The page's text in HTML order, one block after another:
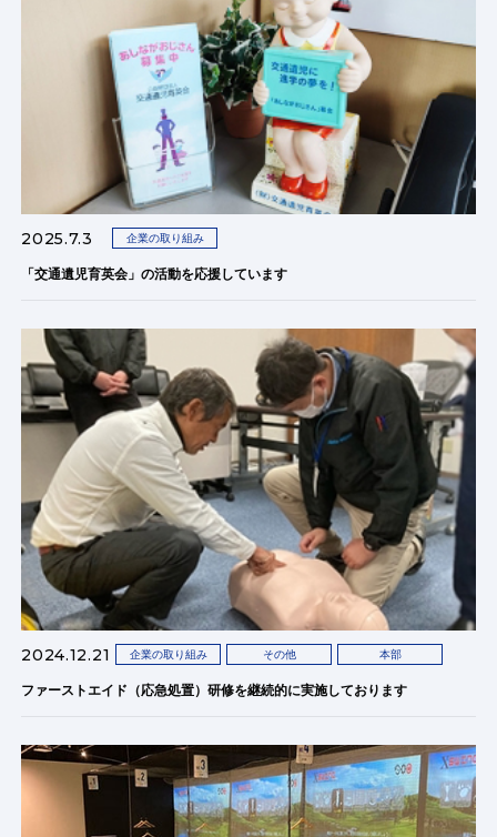
2025.7.3 企業の取り組み
「交通遺児育英会」の活動を応援しています
2024.12.21 企業の取り組み その他 本部
ファーストエイド（応急処置）研修を継続的に実施しております